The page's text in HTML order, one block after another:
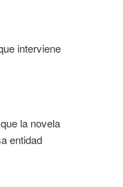
interviene
la novela
entidad